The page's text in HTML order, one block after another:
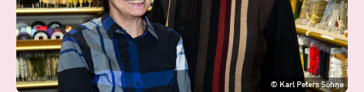
© Karl Peters Söhne